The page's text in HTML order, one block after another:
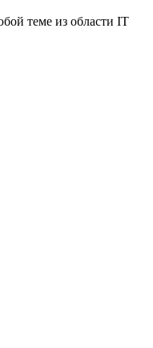
теме из области IT